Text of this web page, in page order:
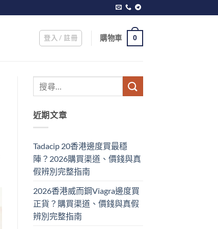
登入 / 註冊 購物車 0
近期文章
Tadacip 20香港邊度買最穩
陣？2026購買渠道、價錢與真
假辨別完整指南
2026香港威而鋼Viagra邊度買
正貨？購買渠道、價錢與真假
辨別完整指南